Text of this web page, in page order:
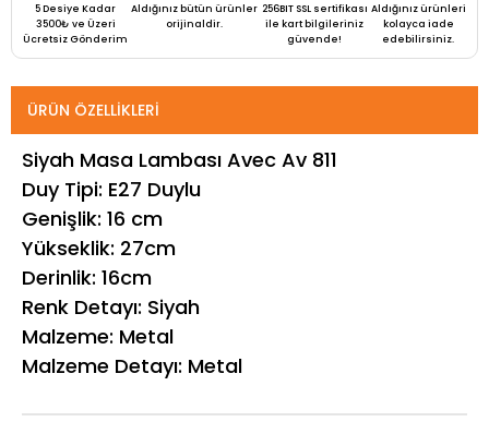
5 Desiye Kadar
3500₺ ve Üzeri
Ücretsiz Gönderim
Aldığınız bütün ürünler
orijinaldir.
256BIT SSL sertifikası
ile kart bilgileriniz
güvende!
Aldığınız ürünleri
kolayca iade
edebilirsiniz.
ÜRÜN ÖZELLIKLERI
Siyah Masa Lambası Avec Av 811
Duy Tipi: E27 Duylu
Genişlik: 16 cm
Yükseklik: 27cm
Derinlik: 16cm
Renk Detayı: Siyah
Malzeme: Metal
Malzeme Detayı: Metal